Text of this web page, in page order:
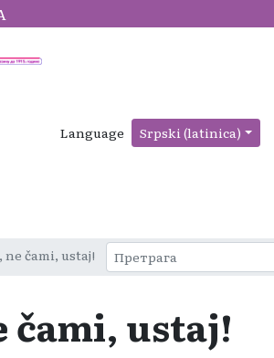
Language Srpski (latinica)
ne čami, ustaj!
čami, ustaj!